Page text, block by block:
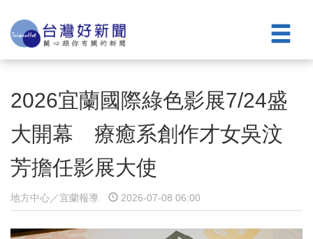
2026宜蘭國際綠色影展7/24盛
大開幕 療癒系創作才女吳汶
芳擔任影展大使
地方中心／宜蘭報導 2026-07-08 06:00